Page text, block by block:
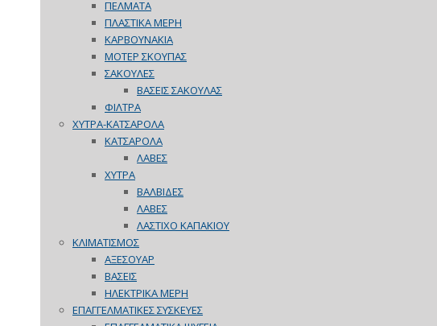
ΠΕΛΜΑΤΑ
ΠΛΑΣΤΙΚΑ ΜΕΡΗ
ΚΑΡΒΟΥΝΑΚΙΑ
ΜΟΤΕΡ ΣΚΟΥΠΑΣ
ΣΑΚΟΥΛΕΣ
ΒΑΣΕΙΣ ΣΑΚΟΥΛΑΣ
ΦΙΛΤΡΑ
ΧΥΤΡΑ-ΚΑΤΣΑΡΟΛΑ
ΚΑΤΣΑΡΟΛΑ
ΛΑΒΕΣ
ΧΥΤΡΑ
ΒΑΛΒΙΔΕΣ
ΛΑΒΕΣ
ΛΑΣΤΙΧΟ ΚΑΠΑΚΙΟΥ
ΚΛΙΜΑΤΙΣΜΟΣ
ΑΞΕΣΟΥΑΡ
ΒΑΣΕΙΣ
ΗΛΕΚΤΡΙΚΑ ΜΕΡΗ
ΕΠΑΓΓΕΛΜΑΤΙΚΕΣ ΣΥΣΚΕΥΕΣ